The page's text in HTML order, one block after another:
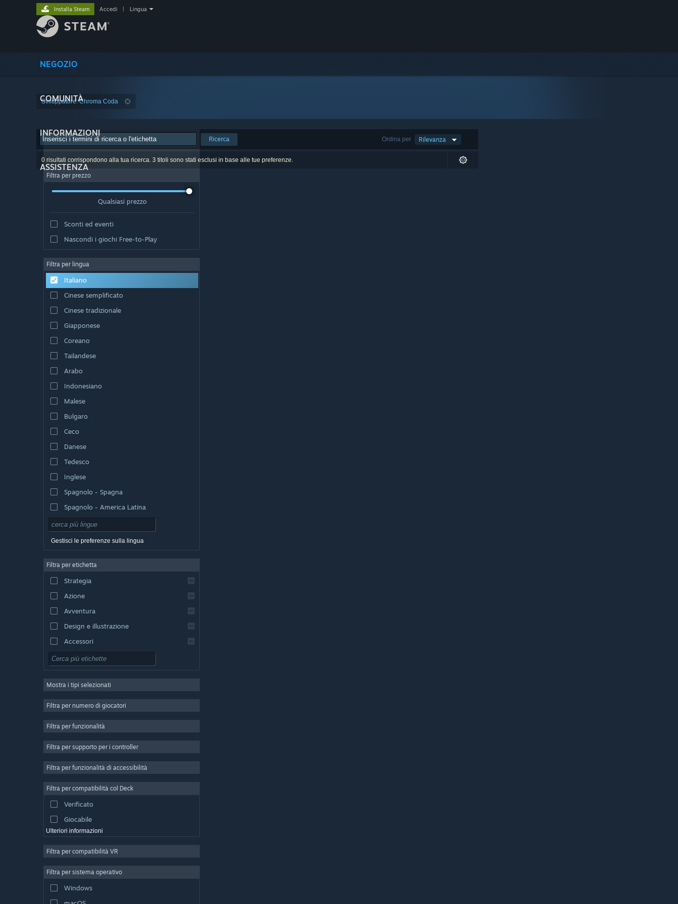
NEGOZIO
COMUNITÀ
INFORMAZIONI
ASSISTENZA
Installa Steam Accedi Lingua
Sviluppatore: Chroma Coda
Ordina per Rilevanza
Ricerca
0 risultati corrispondono alla tua ricerca. 3 titoli sono stati esclusi in base alle tue preferenze.
Filtra per prezzo
Qualsiasi prezzo
Sconti ed eventi
Nascondi i giochi Free-to-Play
Filtra per lingua
Italiano
Cinese semplificato
Cinese tradizionale
Giapponese
Coreano
Tailandese
Arabo
Indonesiano
Malese
Bulgaro
Ceco
Danese
Tedesco
Inglese
Spagnolo - Spagna
Spagnolo - America Latina
Gestisci le preferenze sulla lingua
Filtra per etichetta
Strategia
Azione
Avventura
Design e illustrazione
Accessori
Free-to-Play
Multigiocatore di massa
Simulazione
Produzione di video
Fotoritocco
Mostra i tipi selezionati
Filtra per numero di giocatori
Filtra per funzionalità
Filtra per supporto per i controller
Filtra per funzionalità di accessibilità
Filtra per compatibilità col Deck
Verificato
Giocabile
Ulteriori informazioni
Filtra per compatibilità VR
Filtra per sistema operativo
Windows